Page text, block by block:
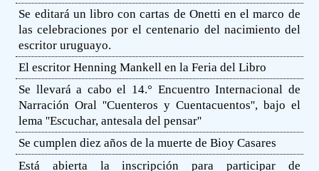
Se editará un libro con cartas de Onetti en el marco de
las celebraciones por el centenario del nacimiento del
escritor uruguayo.
El escritor Henning Mankell en la Feria del Libro
Se llevará a cabo el 14.° Encuentro Internacional de
Narración Oral ''Cuenteros y Cuentacuentos'', bajo el
lema ''Escuchar, antesala del pensar''
Se cumplen diez años de la muerte de Bioy Casares
Está abierta la inscripción para participar de